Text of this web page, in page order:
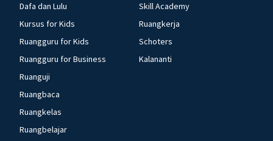
Dafa dan Lulu
Kursus for Kids
Ruangguru for Kids
Ruangguru for Business
Ruanguji
Ruangbaca
Ruangkelas
Ruangbelajar
Skill Academy
Ruangkerja
Schoters
Kalananti